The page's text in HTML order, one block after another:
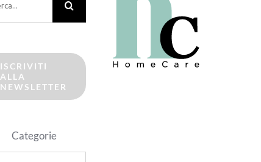
ISCRIVITI
ALLA
NEWSLETTER
Categorie